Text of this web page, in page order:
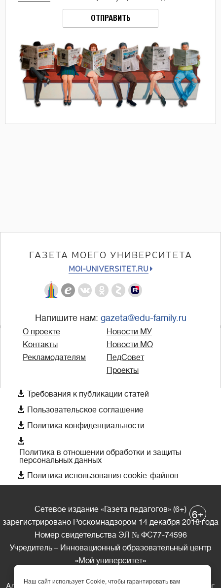
ОТПРАВИТЬ
ГАЗЕТА МОЕГО УНИВЕРСИТЕТА
MOI-UNIVERSITET.RU
Напишите нам: gazeta@edu-family.ru
О проекте
Контакты
Рекламодателям
Новости МУ
Новости МО
ПедСовет
Проекты
 Требования к публикации статей
 Пользовательское соглашение
 Политика конфиденциальности

Политика в отношении обработки и защиты
персональных данных
 Политика использования cookie-файлов
Сетевое издание «Газета педагогов» (6+)
зарегистрировано Роскомнадзором 14 декабря 2018 года
Номер свидетельства ЭЛ № ФС77-74596
Учредитель – Инновационный образовательный центр
«Мой университет»
6+
Наш сайт использует Cookie, чтобы гарантировать вам